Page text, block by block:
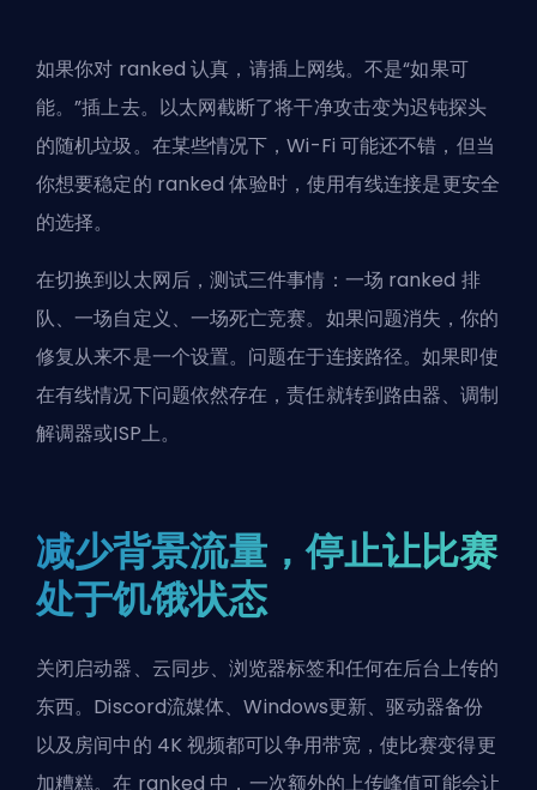
如果你对 ranked 认真，请插上网线。不是“如果可
能。”插上去。以太网截断了将干净攻击变为迟钝探头
的随机垃圾。在某些情况下，Wi-Fi 可能还不错，但当
你想要稳定的 ranked 体验时，使用有线连接是更安全
的选择。
在切换到以太网后，测试三件事情：一场 ranked 排
队、一场自定义、一场死亡竞赛。如果问题消失，你的
修复从来不是一个设置。问题在于连接路径。如果即使
在有线情况下问题依然存在，责任就转到路由器、调制
解调器或ISP上。
减少背景流量，停止让比赛
处于饥饿状态
关闭启动器、云同步、浏览器标签和任何在后台上传的
东西。Discord流媒体、Windows更新、驱动器备份
以及房间中的 4K 视频都可以争用带宽，使比赛变得更
加糟糕。在 ranked 中，一次额外的上传峰值可能会让